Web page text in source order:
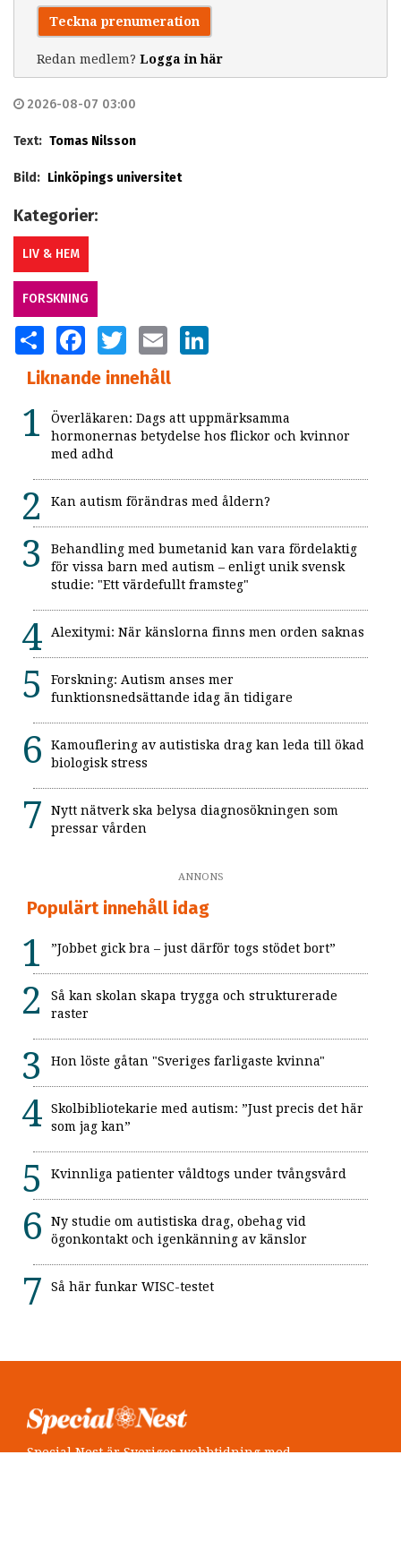
Teckna prenumeration
Redan medlem? Logga in här
2026-08-07 03:00
Text: Tomas Nilsson
Bild: Linköpings universitet
Kategorier:
LIV & HEM
FORSKNING
SHARE FACEBOOKTWITTER EMAIL
Liknande innehåll
Överläkaren: Dags att uppmärksamma
hormonernas betydelse hos flickor och kvinnor
med adhd
Kan autism förändras med åldern?
Behandling med bumetanid kan vara fördelaktig
för vissa barn med autism – enligt unik svensk
studie: "Ett värdefullt framsteg"
Alexitymi: När känslorna finns men orden saknas
Forskning: Autism anses mer
funktionsnedsättande idag än tidigare
Kamouflering av autistiska drag kan leda till ökad
biologisk stress
Nytt nätverk ska belysa diagnosökningen som
pressar vården
ANNONS
Populärt innehåll idag
”Jobbet gick bra – just därför togs stödet bort”
Så kan skolan skapa trygga och strukturerade
raster
Hon löste gåtan "Sveriges farligaste kvinna"
Skolbibliotekarie med autism: ”Just precis det här
som jag kan”
Kvinnliga patienter våldtogs under tvångsvård
Ny studie om autistiska drag, obehag vid
ögonkontakt och igenkänning av känslor
Så här funkar WISC-testet
Special Nest är Sveriges webbtidning med